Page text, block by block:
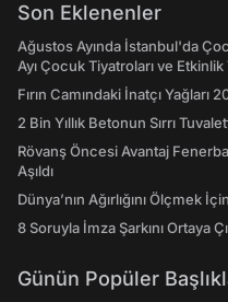
Son Eklenenler
Ağustos Ayında İstanbul'da
Ayı Çocuk Tiyatroları ve
Fırın Camındaki İnatçı
2 Bin Yıllık Betonun Sırrı
Rövanş Öncesi Avantaj
Aşıldı
Dünya’nın Ağırlığını Ölçmek
8 Soruyla İmza Şarkını Ortaya
Günün Popüler